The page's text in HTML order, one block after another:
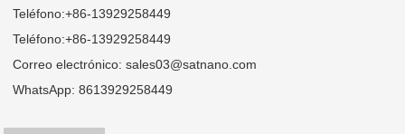
Teléfono:+86-13929258449
Teléfono:+86-13929258449
Correo electrónico:sales03@satnano.com
WhatsApp:8613929258449